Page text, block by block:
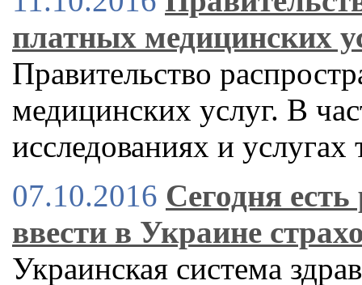
платных медицинских
Правительство
медицинских услуг. В
исследованиях и
07.10.2016 Сегодня
ввести в Украине
Украинская система